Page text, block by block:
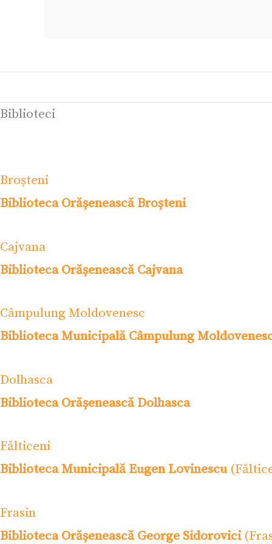
Biblioteci
Broșteni
Biblioteca Orășenească Broșteni
Cajvana
Biblioteca Orășenească Cajvana
Câmpulung Moldovenesc
Biblioteca Municipală Câmpulung
Dolhasca
Biblioteca Orășenească Dolhasca
Fălticeni
Biblioteca Municipală Eugen Lovinescu
Frasin
Biblioteca Orășenească George Sidorovici